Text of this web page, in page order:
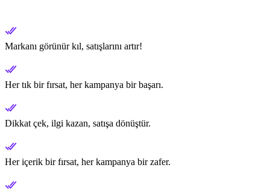
Markanı görünür kıl, satışlarını artır!
Her tık bir fırsat, her kampanya bir başarı.
Dikkat çek, ilgi kazan, satışa dönüştür.
Her içerik bir fırsat, her kampanya bir zafer.